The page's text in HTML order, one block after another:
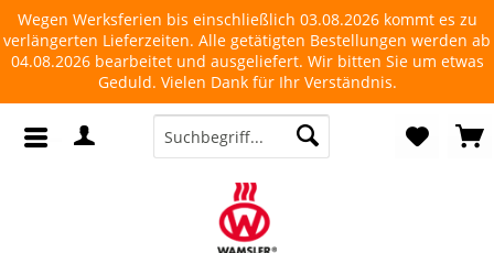
Wegen Werksferien bis einschließlich 03.08.2026 kommt es zu
verlängerten Lieferzeiten. Alle getätigten Bestellungen werden ab
04.08.2026 bearbeitet und ausgeliefert. Wir bitten Sie um etwas
Geduld. Vielen Dank für Ihr Verständnis.